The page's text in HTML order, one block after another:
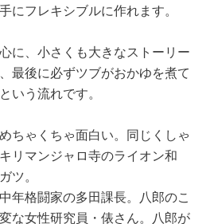
にフレキシブルに作れます。
に、小さくも大きなストーリー
最後に必ずツブがおかゆを煮て
いう流れです。
ちゃくちゃ面白い。同じくしゃ
リマンジャロ寺のライオン和
ツ。
年格闘家の多田課長。八郎のこ
な女性研究員・俵さん。八郎が